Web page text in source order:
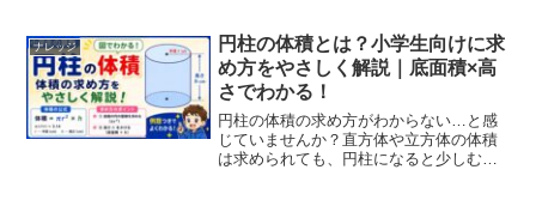
ニュースでは「ホワイトハウスが声明を
発表した」「ホワイトハウ...
ナレッジ
円柱の体積とは？小学生向けに求
め方をやさしく解説｜底面積×高
さでわかる！
円柱の体積の求め方がわからない…と感
じていませんか？直方体や立方体の体積
は求められても、円柱になると少しむず